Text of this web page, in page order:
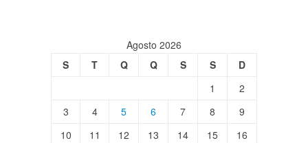
Agosto 2026
S
T Q Q S S
D
1
2
3
4 5 6 7 8
9
10
11 12 13 14 15
16